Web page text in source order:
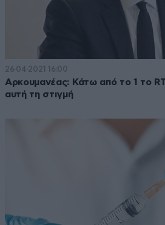
26·04·2021 16:00
Αρκουμανέας: Κάτω από το 1 το
αυτή τη στιγμή